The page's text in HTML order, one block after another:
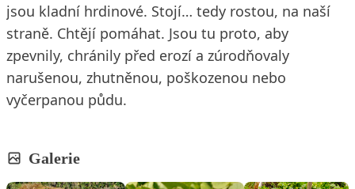
jsou kladní hrdinové. Stojí… tedy rostou, na naší
straně. Chtějí pomáhat. Jsou tu proto, aby
zpevnily, chránily před erozí a zúrodňovaly
narušenou, zhutněnou, poškozenou nebo
vyčerpanou půdu.
Galerie